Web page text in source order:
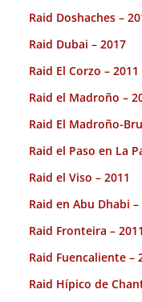
Raid Doshaches –
Raid Dubai – 2017
Raid El Corzo – 2011
Raid el Madroño –
Raid El Madroño-
Raid el Paso en La
Raid el Viso – 2011
Raid en Abu Dhabi –
Raid Fronteira – 2011
Raid Fuencaliente –
Raid Hípico de